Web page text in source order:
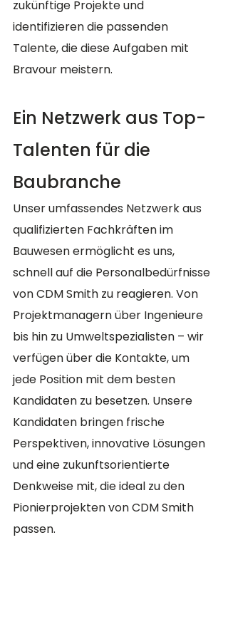
zukünftige Projekte und
identifizieren die passenden
Talente, die diese Aufgaben mit
Bravour meistern.
Ein Netzwerk aus Top-
Talenten für die
Baubranche
Unser umfassendes Netzwerk aus
qualifizierten Fachkräften im
Bauwesen ermöglicht es uns,
schnell auf die Personalbedürfnisse
von CDM Smith zu reagieren. Von
Projektmanagern über Ingenieure
bis hin zu Umweltspezialisten – wir
verfügen über die Kontakte, um
jede Position mit dem besten
Kandidaten zu besetzen. Unsere
Kandidaten bringen frische
Perspektiven, innovative Lösungen
und eine zukunftsorientierte
Denkweise mit, die ideal zu den
Pionierprojekten von CDM Smith
passen.